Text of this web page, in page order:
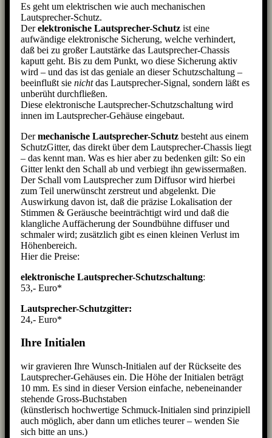
Es geht um elektrischen wie auch mechanischen
Lautsprecher-Schutz.
Derelektronische Lautsprecher-Schutz ist eine
aufwändige elektronische Sicherung, welche verhindert,
daß bei zu großer Lautstärke das Lautsprecher-Chassis
kaputt geht. Bis zu dem Punkt, wo diese Sicherung aktiv
wird – und das ist das geniale an dieser Schutzschaltung –
beeinflußt sie nichtdas Lautsprecher-Signal, sondern läßt es
unberüht durchfließen.
Diese elektronische Lautsprecher-Schutzschaltung wird
innen im Lautsprecher-Gehäuse eingebaut.
Dermechanische Lautsprecher-Schutz besteht aus einem
SchutzGitter, das direkt über dem Lautsprecher-Chassis liegt
– das kennt man. Was es hier aber zu bedenken gilt: So ein
Gitter lenkt den Schall ab und verbiegt ihn gewissermaßen.
Der Schall vom Lautsprecher zum Diffusor wird hierbei
zum Teil unerwünscht zerstreut und abgelenkt. Die
Auswirkung davon ist, daß die präzise Lokalisation der
Stimmen & Geräusche beeinträchtigt wird und daß die
klangliche Auffächerung der Soundbühne diffuser und
schmaler wird; zusätzlich gibt es einen kleinen Verlust im
Höhenbereich.
Hier die Preise:
elektronische Lautsprecher-Schutzschaltung:
53,- Euro*
Lautsprecher-Schutzgitter:
24,- Euro*
Ihre Initialen
wir gravieren Ihre Wunsch-Initialen auf der Rückseite des
Lautsprecher-Gehäuses ein. Die Höhe der Initialen beträgt
10 mm. Es sind in dieser Version einfache, nebeneinander
stehende Gross-Buchstaben
(künstlerisch hochwertige Schmuck-Initialen sind prinzipiell
auch möglich, aber dann um etliches teurer – wenden Sie
sich bitte an uns.)